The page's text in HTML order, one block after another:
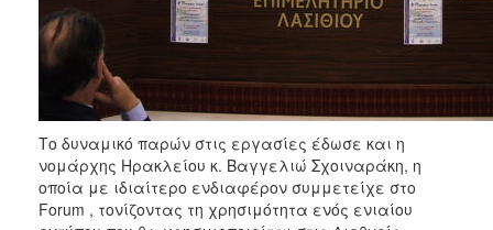
Το δυναμικό παρών στις εργασίες έδωσε και η
νομάρχης Ηρακλείου κ. Βαγγελιώ Σχοιναράκη, η
οποία με ιδιαίτερο ενδιαφέρον συμμετείχε στο
Forum , τονίζοντας τη χρησιμότητα ενός ενιαίου